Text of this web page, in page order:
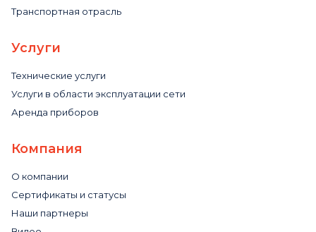
Транспортная отрасль
Услуги
Технические услуги
Услуги в области эксплуатации сети
Аренда приборов
Компания
О компании
Сертификаты и статусы
Наши партнеры